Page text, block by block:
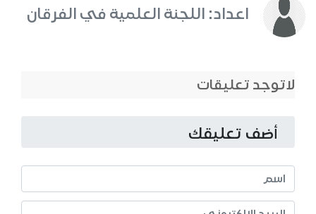
اعداد: اللجنة العلمية في الفرقان
لاتوجد تعليقات
أضف تعليقك